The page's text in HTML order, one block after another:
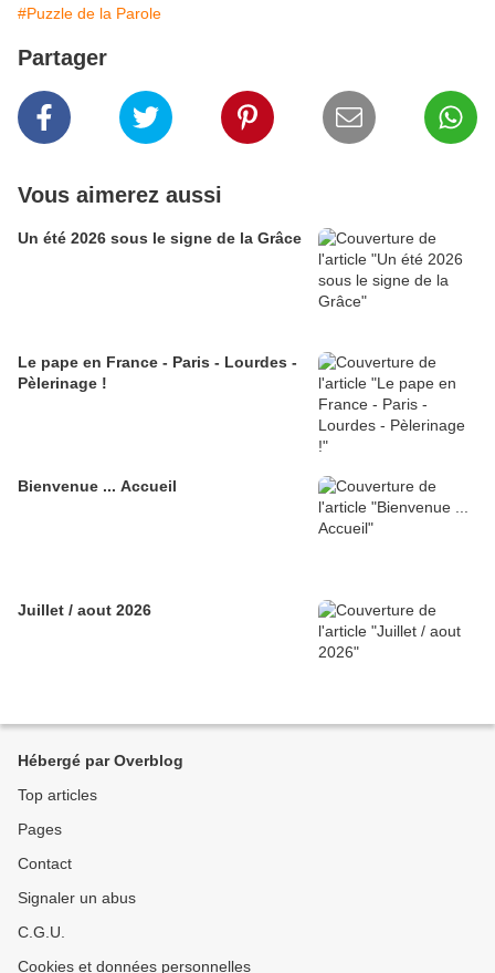
#Puzzle de la Parole
Partager
Vous aimerez aussi
Un été 2026 sous le signe de la Grâce
Le pape en France - Paris - Lourdes -
Pèlerinage !
Bienvenue ... Accueil
Juillet / aout 2026
Hébergé par Overblog
Top articles
Pages
Contact
Signaler un abus
C.G.U.
Cookies et données personnelles